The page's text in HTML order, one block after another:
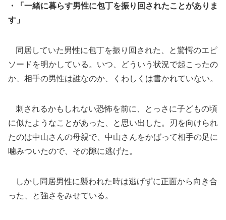
・「一緒に暮らす男性に包丁を振り回されたことがありま
す」
同居していた男性に包丁を振り回された、と驚愕のエピ
ソードを明かしている。いつ、どういう状況で起こったの
か、相手の男性は誰なのか、くわしくは書かれていない。
刺されるかもしれない恐怖を前に、とっさに子どもの頃
に似たようなことがあった、と思い出した。刃を向けられ
たのは中山さんの母親で、中山さんをかばって相手の足に
噛みついたので、その隙に逃げた。
しかし同居男性に襲われた時は逃げずに正面から向き合
った、と強さをみせている。